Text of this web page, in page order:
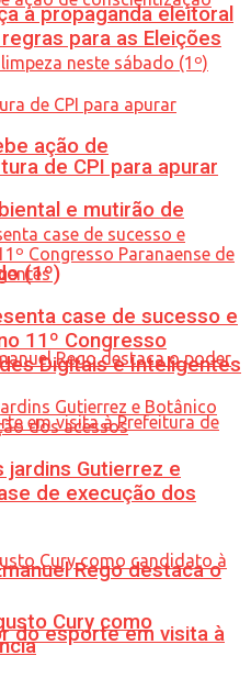
ação de
e mutirão de
(1º)
Rego destaca o
do esporte em visita à
a propaganda eleitoral
para as Eleições
de CPI para apurar
case de sucesso e
11º Congresso
Digitais e Inteligentes
jardins Gutierrez e
de execução dos
Cury como